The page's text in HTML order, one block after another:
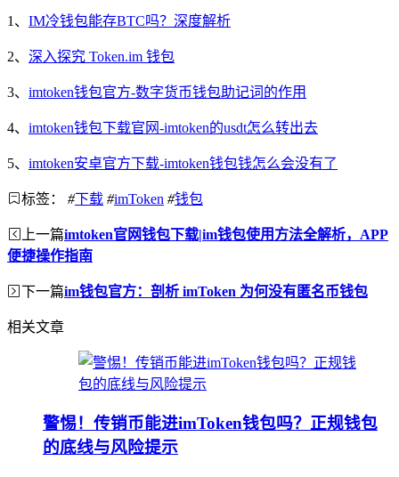
1、 IM冷钱包能存BTC吗？深度解析
2、 深入探究 Token.im 钱包
3、 imtoken钱包官方-数字货币钱包助记词的作用
4、 imtoken钱包下载官网-imtoken的usdt怎么转出去
5、 imtoken安卓官方下载-imtoken钱包钱怎么会没有了
标签： #下载 #imToken #钱包
上一篇imtoken官网钱包下载|im钱包使用方法全解析，APP
便捷操作指南
下一篇im钱包官方：剖析 imToken 为何没有匿名币钱包
相关文章
警惕！传销币能进imToken钱包吗？正规钱包
的底线与风险提示